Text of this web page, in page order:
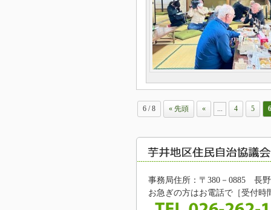
6 / 8 « 先頭 « ... 4 5 6
事務局住所：〒380－0885 長
お急ぎの方はお電話で［受付時